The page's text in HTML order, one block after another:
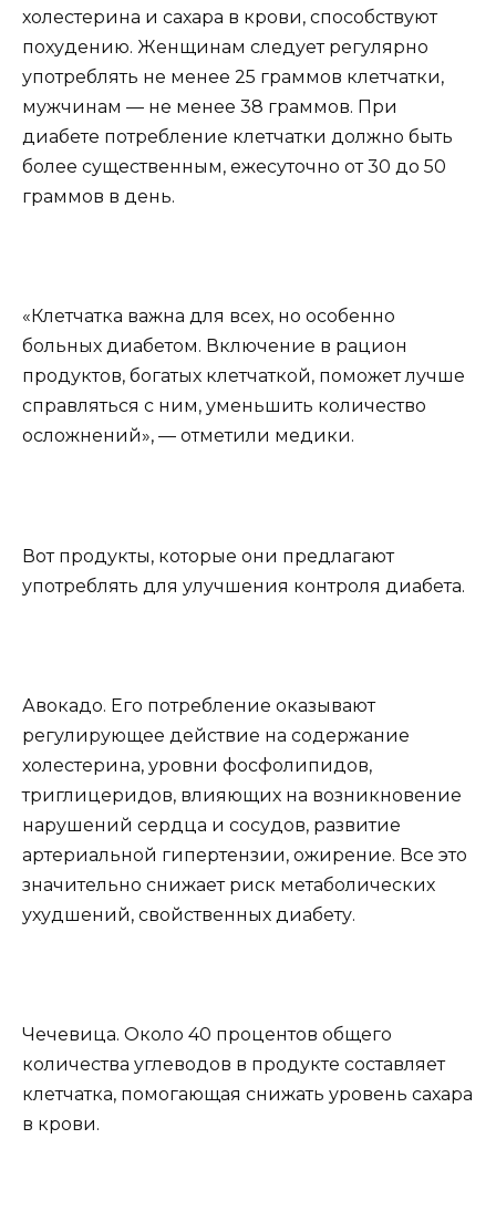
холестерина и сахара в крови, способствуют
похудению. Женщинам следует регулярно
употреблять не менее 25 граммов клетчатки,
мужчинам — не менее 38 граммов. При
диабете потребление клетчатки должно быть
более существенным, ежесуточно от 30 до 50
граммов в день.
«Клетчатка важна для всех, но особенно
больных диабетом. Включение в рацион
продуктов, богатых клетчаткой, поможет лучше
справляться с ним, уменьшить количество
осложнений», — отметили медики.
Вот продукты, которые они предлагают
употреблять для улучшения контроля диабета.
Авокадо. Его потребление оказывают
регулирующее действие на содержание
холестерина, уровни фосфолипидов,
триглицеридов, влияющих на возникновение
нарушений сердца и сосудов, развитие
артериальной гипертензии, ожирение. Все это
значительно снижает риск метаболических
ухудшений, свойственных диабету.
Чечевица. Около 40 процентов общего
количества углеводов в продукте составляет
клетчатка, помогающая снижать уровень сахара
в крови.